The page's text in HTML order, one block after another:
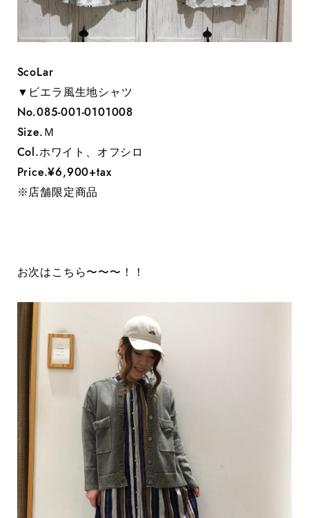
ScoLar
▼ビエラ風生地シャツ
No.085-001-0101008
Size.Ｍ
Col.ホワイト、オフシロ
Price.¥6,900+tax
※店舗限定商品
お次はこちら〜〜〜！！